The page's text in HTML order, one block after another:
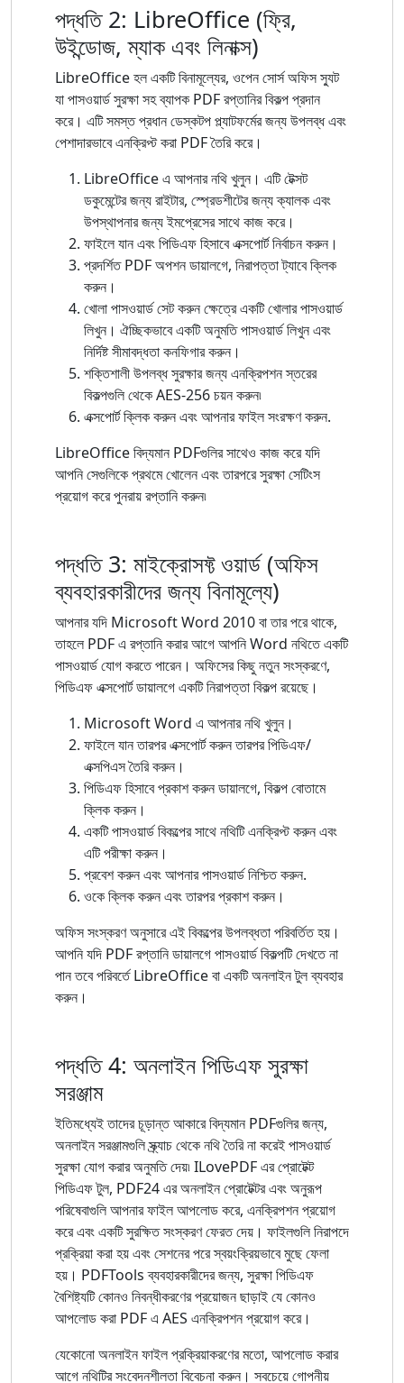
পদ্ধতি 2: LibreOffice (ফ্রি,
উইন্ডোজ, ম্যাক এবং লিনাক্স)
LibreOffice হল একটি বিনামূল্যের, ওপেন সোর্স অফিস স্যুট
যা পাসওয়ার্ড সুরক্ষা সহ ব্যাপক PDF রপ্তানির বিকল্প প্রদান
করে। এটি সমস্ত প্রধান ডেস্কটপ প্ল্যাটফর্মের জন্য উপলব্ধ এবং
পেশাদারভাবে এনক্রিপ্ট করা PDF তৈরি করে।
LibreOffice এ আপনার নথি খুলুন। এটি টেক্সট
ডকুমেন্টের জন্য রাইটার, স্প্রেডশীটের জন্য ক্যালক এবং
উপস্থাপনার জন্য ইমপ্রেসের সাথে কাজ করে।
ফাইলে যান এবং পিডিএফ হিসাবে এক্সপোর্ট নির্বাচন করুন।
প্রদর্শিত PDF অপশন ডায়ালগে, নিরাপত্তা ট্যাবে ক্লিক
করুন।
খোলা পাসওয়ার্ড সেট করুন ক্ষেত্রে একটি খোলার পাসওয়ার্ড
লিখুন। ঐচ্ছিকভাবে একটি অনুমতি পাসওয়ার্ড লিখুন এবং
নির্দিষ্ট সীমাবদ্ধতা কনফিগার করুন।
শক্তিশালী উপলব্ধ সুরক্ষার জন্য এনক্রিপশন স্তরের
বিকল্পগুলি থেকে AES-256 চয়ন করুন৷
এক্সপোর্ট ক্লিক করুন এবং আপনার ফাইল সংরক্ষণ করুন.
LibreOffice বিদ্যমান PDFগুলির সাথেও কাজ করে যদি
আপনি সেগুলিকে প্রথমে খোলেন এবং তারপরে সুরক্ষা সেটিংস
প্রয়োগ করে পুনরায় রপ্তানি করুন৷
পদ্ধতি 3: মাইক্রোসফ্ট ওয়ার্ড (অফিস
ব্যবহারকারীদের জন্য বিনামূল্যে)
আপনার যদি Microsoft Word 2010 বা তার পরে থাকে,
তাহলে PDF এ রপ্তানি করার আগে আপনি Word নথিতে একটি
পাসওয়ার্ড যোগ করতে পারেন। অফিসের কিছু নতুন সংস্করণে,
পিডিএফ এক্সপোর্ট ডায়ালগে একটি নিরাপত্তা বিকল্প রয়েছে।
Microsoft Word এ আপনার নথি খুলুন।
ফাইলে যান তারপর এক্সপোর্ট করুন তারপর পিডিএফ/
এক্সপিএস তৈরি করুন।
পিডিএফ হিসাবে প্রকাশ করুন ডায়ালগে, বিকল্প বোতামে
ক্লিক করুন।
একটি পাসওয়ার্ড বিকল্পের সাথে নথিটি এনক্রিপ্ট করুন এবং
এটি পরীক্ষা করুন।
প্রবেশ করুন এবং আপনার পাসওয়ার্ড নিশ্চিত করুন.
ওকে ক্লিক করুন এবং তারপর প্রকাশ করুন।
অফিস সংস্করণ অনুসারে এই বিকল্পের উপলব্ধতা পরিবর্তিত হয়।
আপনি যদি PDF রপ্তানি ডায়ালগে পাসওয়ার্ড বিকল্পটি দেখতে না
পান তবে পরিবর্তে LibreOffice বা একটি অনলাইন টুল ব্যবহার
করুন।
পদ্ধতি 4: অনলাইন পিডিএফ সুরক্ষা
সরঞ্জাম
ইতিমধ্যেই তাদের চূড়ান্ত আকারে বিদ্যমান PDFগুলির জন্য,
অনলাইন সরঞ্জামগুলি স্ক্র্যাচ থেকে নথি তৈরি না করেই পাসওয়ার্ড
সুরক্ষা যোগ করার অনুমতি দেয়৷ ILovePDF এর প্রোটেক্ট
পিডিএফ টুল, PDF24 এর অনলাইন প্রোটেক্টর এবং অনুরূপ
পরিষেবাগুলি আপনার ফাইল আপলোড করে, এনক্রিপশন প্রয়োগ
করে এবং একটি সুরক্ষিত সংস্করণ ফেরত দেয়। ফাইলগুলি নিরাপদে
প্রক্রিয়া করা হয় এবং সেশনের পরে স্বয়ংক্রিয়ভাবে মুছে ফেলা
হয়। PDFTools ব্যবহারকারীদের জন্য, সুরক্ষা পিডিএফ
বৈশিষ্ট্যটি কোনও নিবন্ধীকরণের প্রয়োজন ছাড়াই যে কোনও
আপলোড করা PDF এ AES এনক্রিপশন প্রয়োগ করে।
যেকোনো অনলাইন ফাইল প্রক্রিয়াকরণের মতো, আপলোড করার
আগে নথিটির সংবেদনশীলতা বিবেচনা করুন। সবচেয়ে গোপনীয়